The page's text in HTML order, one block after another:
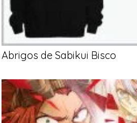
Abrigos de Sabikui Bisco